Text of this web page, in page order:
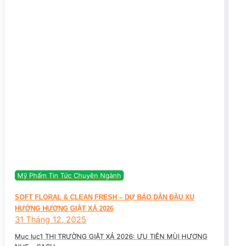
Mỹ Phẩm Tin Tức Chuyên Ngành
SOFT FLORAL & CLEAN FRESH – DỰ BÁO DẪN ĐẦU XU
HƯỚNG HƯƠNG GIẶT XẢ 2026
31 Tháng 12, 2025
Mục lục1 THỊ TRƯỜNG GIẶT XẢ 2026: ƯU TIÊN MÙI HƯƠNG